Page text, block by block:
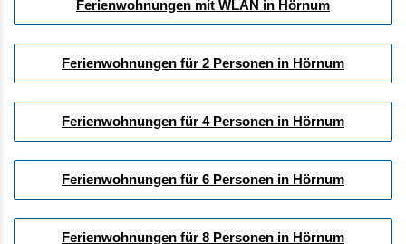
Ferienwohnungen mit WLAN in Hörnum
Ferienwohnungen für 2 Personen in Hörnum
Ferienwohnungen für 4 Personen in Hörnum
Ferienwohnungen für 6 Personen in Hörnum
Ferienwohnungen für 8 Personen in Hörnum